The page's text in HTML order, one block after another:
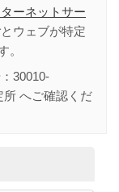
ーネットサー
ウェブが特定
。
30010-
所 へご確認くだ